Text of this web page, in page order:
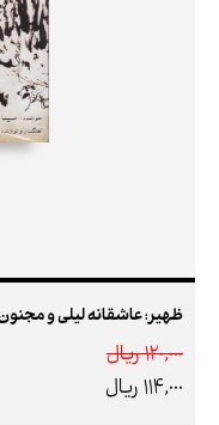
ظهیر: عاشقانه لیلی و
120,000 ريال
114,000 ريال